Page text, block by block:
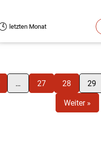
letzten Monat
… 27 28 29
Weiter »